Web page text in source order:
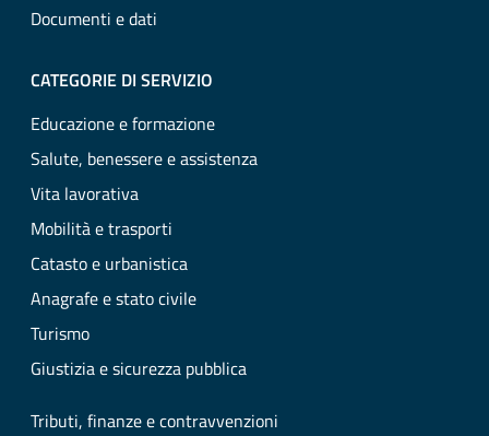
Documenti e dati
CATEGORIE DI SERVIZIO
Educazione e formazione
Salute, benessere e assistenza
Vita lavorativa
Mobilità e trasporti
Catasto e urbanistica
Anagrafe e stato civile
Turismo
Giustizia e sicurezza pubblica
Tributi, finanze e contravvenzioni